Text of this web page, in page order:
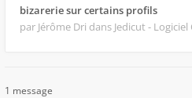
bizarerie sur certains profils
par Jérôme Dri dans Jedicut -
1 message